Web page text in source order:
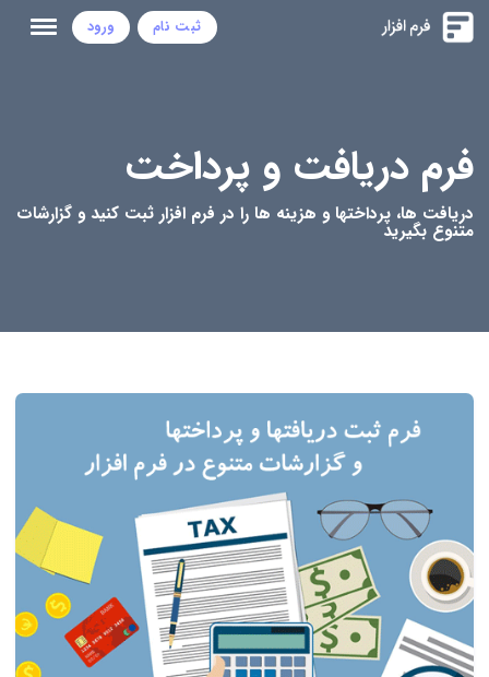
ثبت نام ورود
فرم دریافت و پرداخت
دریافت ها، پرداختها و هزینه ها را در فرم افزار ثبت کنید و گزارشات
متنوع بگیرید